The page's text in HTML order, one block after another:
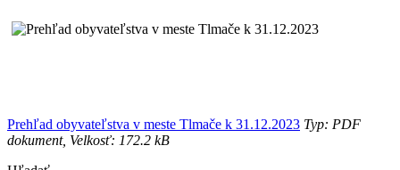
Prehľad obyvateľstva v meste Tlmače k 31.12.2023 Typ: PDF
dokument, Velkosť: 172.2 kB